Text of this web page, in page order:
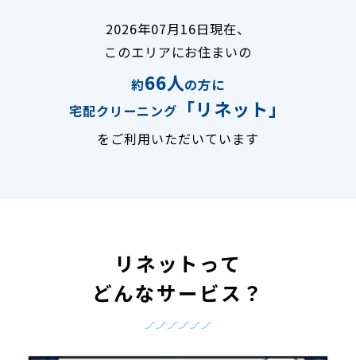
2026年07月16日現在、
このエリアにお住まいの
約66人の方に
宅配クリーニング
「リネット」
をご利用いただいています
リネットって
どんなサービス？